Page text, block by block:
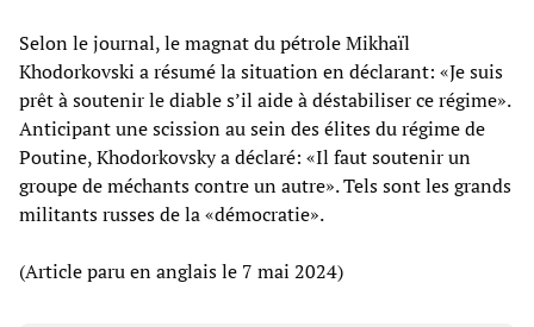
Selon le journal, le magnat du pétrole Mikhaïl
Khodorkovski a résumé la situation en déclarant: «Je suis
prêt à soutenir le diable s’il aide à déstabiliser ce régime».
Anticipant une scission au sein des élites du régime de
Poutine, Khodorkovsky a déclaré: «Il faut soutenir un
groupe de méchants contre un autre». Tels sont les grands
militants russes de la «démocratie».
(Article paru en anglais le 7 mai 2024)